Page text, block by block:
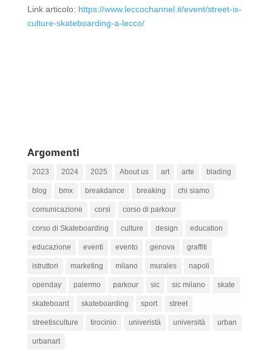
Link articolo: https://www.leccochannel.it/event/street-is-
culture-skateboarding-a-lecco/
Argomenti
2023 2024 2025 About us art arte blading
blog bmx breakdance breaking chi siamo
comunicazione corsi corso di parkour
corso di Skateboarding culture design education
educazione eventi evento genova graffiti
istruttori marketing milano murales napoli
openday palermo parkour sic sic milano skate
skateboard skateboarding sport street
streetisculture tirocinio univeristà università urban
urbanart